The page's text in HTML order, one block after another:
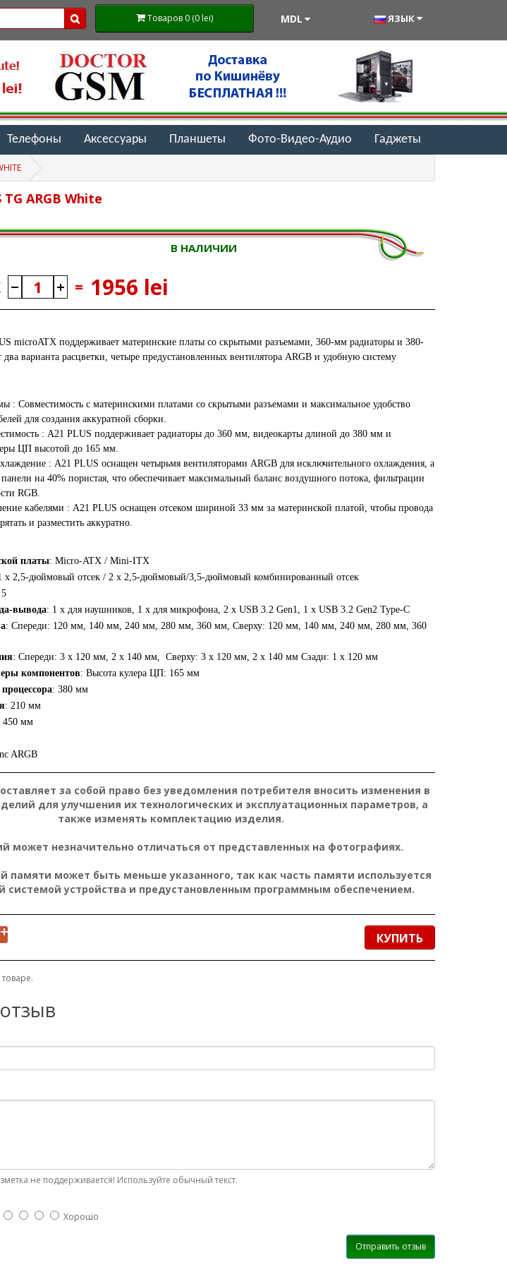
Товаров 0 (0 lei) MDL ЯЗЫК
Телефоны Аксессуары Планшеты Фото-Видео-Аудио Гаджеты
TG ARGB White
В НАЛИЧИИ
= 1956 lei
microATX поддерживает материнские платы со скрытыми разъемами, 360-мм радиаторы и 380-
варианта расцветки, четыре предустановленных вентилятора ARGB и удобную систему
: Совместимость с материнскими платами со скрытыми разъемами и максимальное удобство
для создания аккуратной сборки.
: A21 PLUS поддерживает радиаторы до 360 мм, видеокарты длиной до 380 мм и
ЦП высотой до 165 мм.
: A21 PLUS оснащен четырьмя вентиляторами ARGB для исключительного охлаждения, а
панели на 40% пористая, что обеспечивает максимальный баланс воздушного потока, фильтрации
RGB.
кабелями : A21 PLUS оснащен отсеком шириной 33 мм за материнской платой, чтобы провода
и разместить аккуратно.
платы: Micro-ATX / Mini-ITX
x 2,5-дюймовый отсек / 2 x 2,5-дюймовый/3,5-дюймовый комбинированный отсек
5
вывода: 1 x для наушников, 1 x для микрофона, 2 x USB 3.2 Gen1, 1 x USB 3.2 Gen2 Type-C
: Спереди: 120 мм, 140 мм, 240 мм, 280 мм, 360 мм, Сверху: 120 мм, 140 мм, 240 мм, 280 мм, 360
: Спереди: 3 x 120 мм, 2 x 140 мм, Сверху: 3 x 120 мм, 2 x 140 мм Сзади: 1 x 120 мм
компонентов: Высота кулера ЦП: 165 мм
: 380 мм
: 210 мм
450 мм
ARGB
за собой право без уведомления потребителя вносить изменения в
для улучшения их технологических и эксплуатационных параметров, а
также изменять комплектацию изделия.
может незначительно отличаться от представленных на фотографиях.
памяти может быть меньше указанного, так как часть памяти используется
системой устройства и предустановленным программным обеспечением.
КУПИТЬ
не поддерживается! Используйте обычный текст.
Хорошо
Отправить отзыв